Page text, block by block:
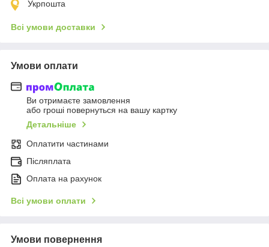
Укрпошта
Всі умови доставки
Умови оплати
Ви отримаєте замовлення
або гроші повернуться на вашу картку
Детальніше
Оплатити частинами
Післяплата
Оплата на рахунок
Всі умови оплати
Умови повернення